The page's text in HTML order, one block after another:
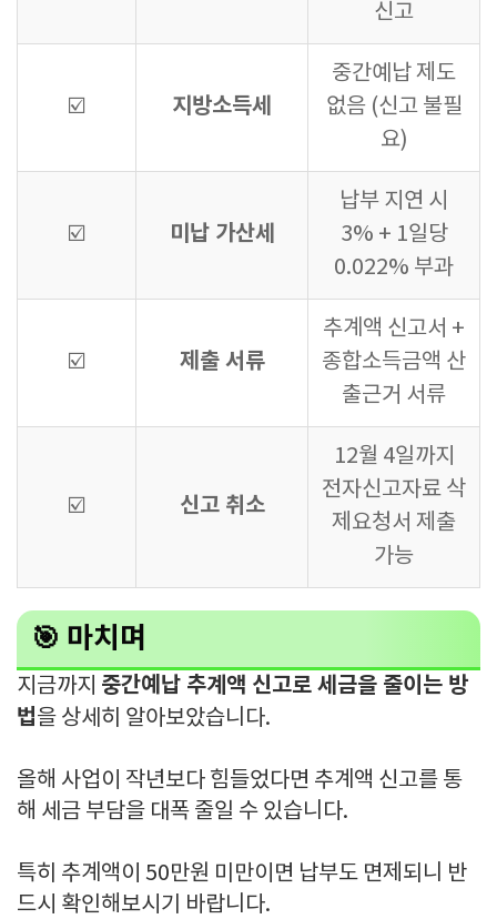
신고
☑️ 지방소득세
중간예납 제도
없음 (신고 불필
요)
☑️ 미납 가산세
납부 지연 시
3% + 1일당
0.022% 부과
☑️ 제출 서류
추계액 신고서 +
종합소득금액 산
출근거 서류
☑️ 신고 취소
12월 4일까지
전자신고자료 삭
제요청서 제출
가능
🎯 마치며
지금까지 중간예납 추계액 신고로 세금을 줄이는 방
법을 상세히 알아보았습니다.
올해 사업이 작년보다 힘들었다면 추계액 신고를 통
해 세금 부담을 대폭 줄일 수 있습니다.
특히 추계액이 50만원 미만이면 납부도 면제되니 반
드시 확인해보시기 바랍니다.